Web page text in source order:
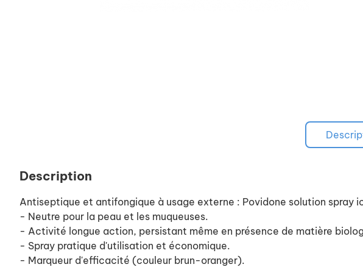
Description
Antiseptique et antifongique à usage externe : Povidone solution spray
- Neutre pour la peau et les muqueuses.
- Activité longue action, persistant même en présence de matière
- Spray pratique d'utilisation et économique.
- Marqueur d'efficacité (couleur brun-oranger).